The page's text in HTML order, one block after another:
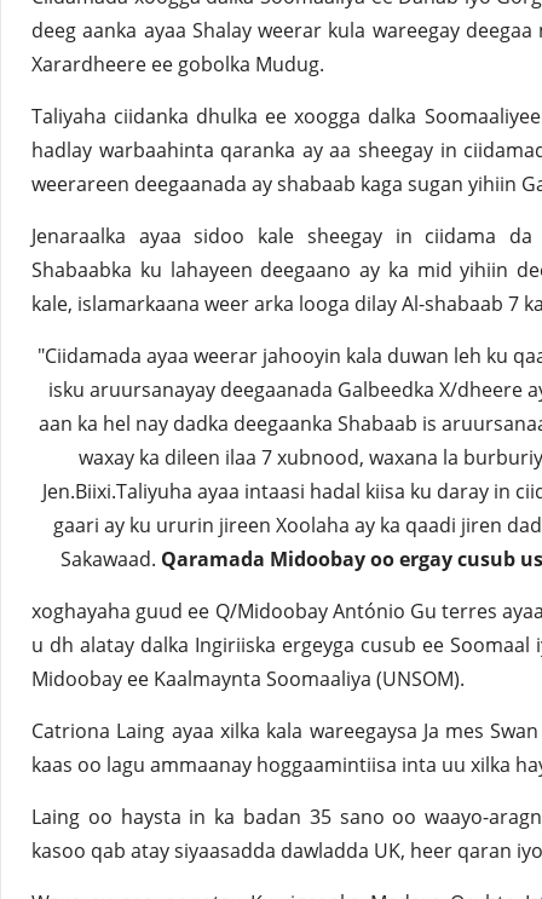
deeg aanka ayaa Shalay weerar kula wareegay
Xarardheere ee gobolka Mudug.
Taliyaha ciidanka dhulka ee xoogga dalka
hadlay warbaahinta qaranka ay aa sheegay in
weerareen deegaanada ay shabaab kaga sugan yihiin
Jenaraalka ayaa sidoo kale sheegay in ciidama
Shabaabka ku lahayeen deegaano ay ka mid yihiin
kale, islamarkaana weer arka looga dilay Al-shabaab 7
"Ciidamada ayaa weerar jahooyin kala duwan leh ku
isku aruursanayay deegaanada Galbeedka X/dheere
aan ka hel nay dadka deegaanka Shabaab is
waxay ka dileen ilaa 7 xubnood, waxana la
Jen.Biixi.Taliyuha ayaa intaasi hadal kiisa ku daray in
gaari ay ku ururin jireen Xoolaha ay ka qaadi jiren
Sakawaad. Qaramada Midoobay oo ergay cusub
xoghayaha guud ee Q/Midoobay António Gu terres
u dh alatay dalka Ingiriiska ergeyga cusub ee Soomaal
Midoobay ee Kaalmaynta Soomaaliya (UNSOM).
Catriona Laing ayaa xilka kala wareegaysa Ja mes
kaas oo lagu ammaanay hoggaamintiisa inta uu xilka
Laing oo haysta in ka badan 35 sano oo waayo-
kasoo qab atay siyaasadda dawladda UK, heer qaran